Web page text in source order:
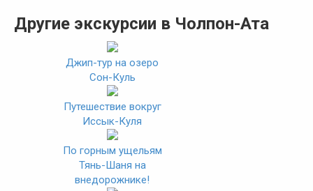
Другие экскурсии в Чолпон-Ата
Джип-тур на озеро
Сон-Куль
Путешествие вокруг
Иссык-Куля
По горным ущельям
Тянь-Шаня на
внедорожнике!